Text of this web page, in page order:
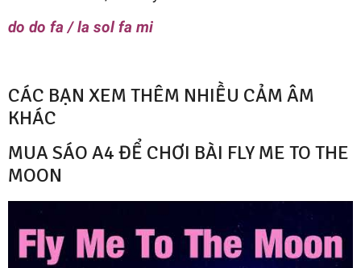
do do fa / la sol fa mi
CÁC BẠN XEM THÊM NHIỀU CẢM ÂM
KHÁC
MUA SÁO A4 ĐỂ CHƠI BÀI FLY ME TO THE
MOON